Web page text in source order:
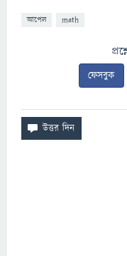
আপেল math
ফেসবুক